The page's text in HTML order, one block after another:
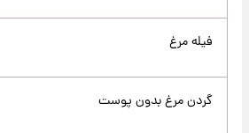
فیله مرغ
گردن مرغ بدون پوست